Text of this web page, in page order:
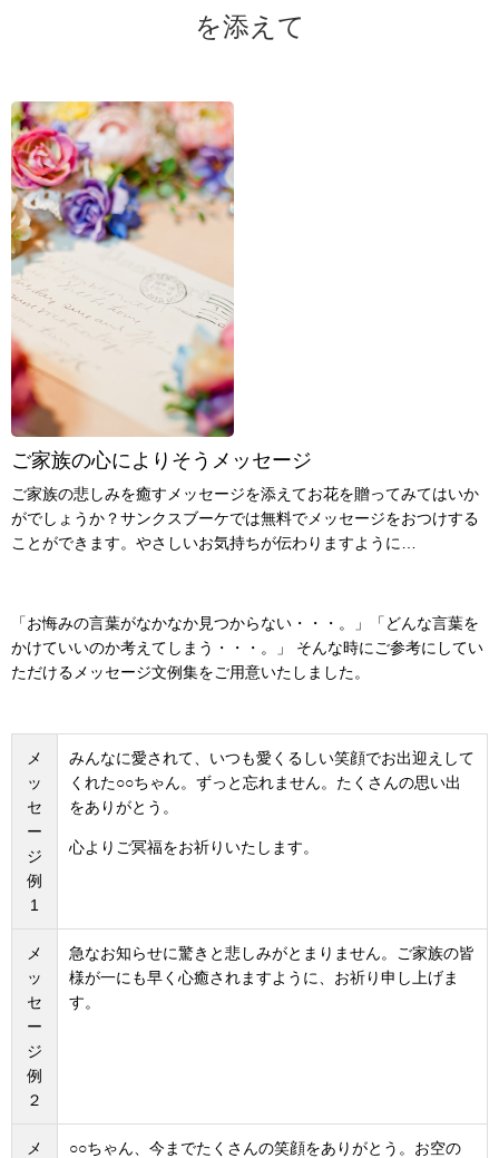
を添えて
ご家族の心によりそうメッセージ
ご家族の悲しみを癒すメッセージを添えてお花を贈ってみてはいか
がでしょうか？サンクスブーケでは無料でメッセージをおつけする
ことができます。やさしいお気持ちが伝わりますように…
「お悔みの言葉がなかなか見つからない・・・。」「どんな言葉を
かけていいのか考えてしまう・・・。」 そんな時にご参考にしてい
ただけるメッセージ文例集をご用意いたしました。
メ
ッ
セ
ー
ジ
例
1
みんなに愛されて、いつも愛くるしい笑顔でお出迎えして
くれた○○ちゃん。ずっと忘れません。たくさんの思い出
をありがとう。
心よりご冥福をお祈りいたします。
メ
ッ
セ
ー
ジ
例
２
急なお知らせに驚きと悲しみがとまりません。ご家族の皆
様が一にも早く心癒されますように、お祈り申し上げま
す。
メ
○○ちゃん、今までたくさんの笑顔をありがとう。お空の